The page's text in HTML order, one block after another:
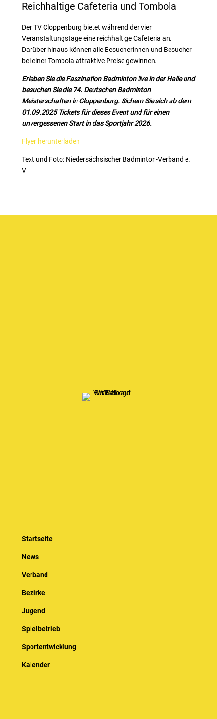
Reichhaltige Cafeteria und Tombola
Der TV Cloppenburg bietet während der vier
Veranstaltungstage eine reichhaltige Cafeteria an.
Darüber hinaus können alle Besucherinnen und Besucher
bei einer Tombola attraktive Preise gewinnen.
Erleben Sie die Faszination Badminton live in der Halle und
besuchen Sie die 74. Deutschen Badminton
Meisterschaften in Cloppenburg. Sichern Sie sich ab dem
01.09.2025 Tickets für dieses Event und für einen
unvergessenen Start in das Sportjahr 2026.
Flyer herunterladen
Text und Foto: Niedersächsischer Badminton-Verband e.
V
Startseite
News
Verband
Bezirke
Jugend
Spielbetrieb
Sportentwicklung
Kalender